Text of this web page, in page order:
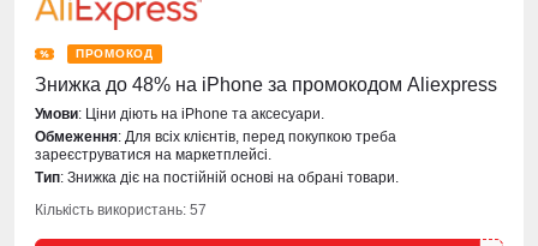
ПРОМОКОД
Знижка до 48% на iPhone за промокодом Aliexpress
Умови: Ціни діють на iPhone та аксесуари.
Обмеження: Для всіх клієнтів, перед покупкою треба
зареєструватися на маркетплейсі.
Тип: Знижка діє на постійній основі на обрані товари.
Кількість використань: 57